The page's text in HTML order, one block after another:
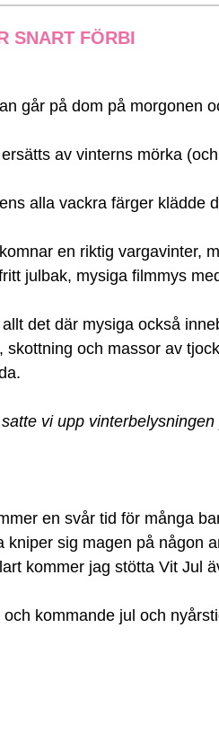
SNART FÖRBI
går på dom på morgonen
av vinterns mörka
alla vackra färger klädde
en riktig vargavinter,
julbak, mysiga filmmys
det där mysiga också
skottning och massor av
vi upp
en svår tid för många
kniper sig magen på någon
kommer jag stötta Vit Jul
kommande jul och